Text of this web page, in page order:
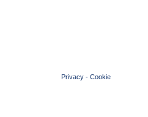
Privacy - Cookie